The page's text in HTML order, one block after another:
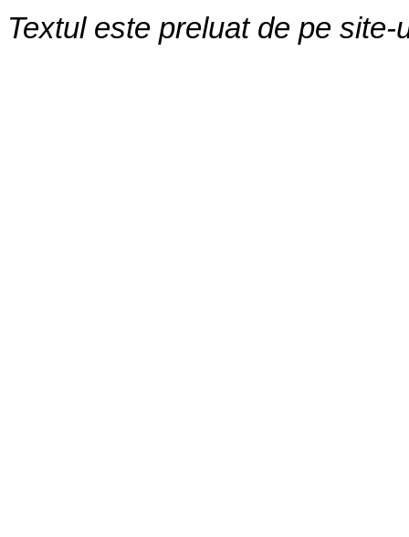
Textul este preluat de pe